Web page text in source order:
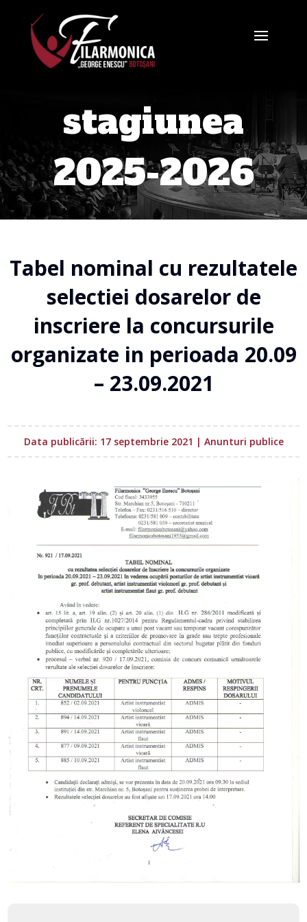
stagiunea
2025-2026
Tabel nominal cu rezultatele
selectiei dosarelor de
inscriere la concursurile
organizate in perioada 20.09
– 23.09.2021
Data publicării: 17 septembrie 2021 | Anunturi publice